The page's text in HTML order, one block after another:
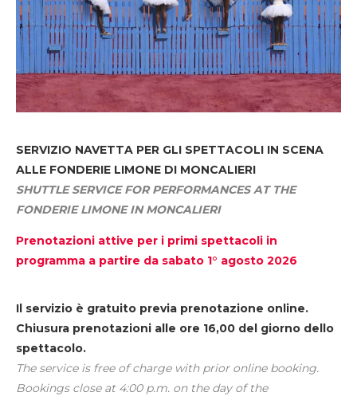
SERVIZIO NAVETTA PER GLI SPETTACOLI IN SCENA
ALLE FONDERIE LIMONE DI MONCALIERI
SHUTTLE SERVICE FOR PERFORMANCES AT THE
FONDERIE LIMONE IN MONCALIERI
Prenotazioni attive per i primi spettacoli in
programma a partire da sabato 1° agosto 2026
Il servizio è gratuito previa prenotazione online.
Chiusura prenotazioni alle ore 16,00 del giorno dello
spettacolo.
The service is free of charge with prior online booking.
Bookings close at 4:00 p.m. on the day of the